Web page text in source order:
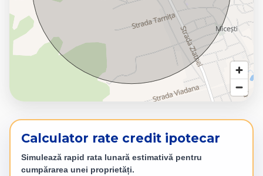
Calculator rate credit ipotecar
Simulează rapid rata lunară estimativă pentru
cumpărarea unei proprietăți.